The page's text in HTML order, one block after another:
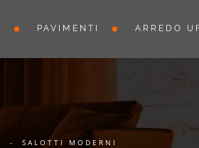
PAVIMENTI ARREDO
- SALOTTI MODERNI